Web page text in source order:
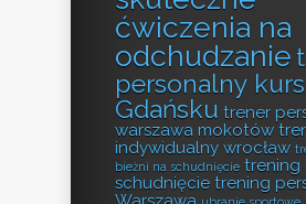
ćwiczenia na
odchudzanie
personalny
Gdańsku trener
warszawa mokotów
indywidualny wrocław
bieżni na schudnięcie trening
schudnięcie trening